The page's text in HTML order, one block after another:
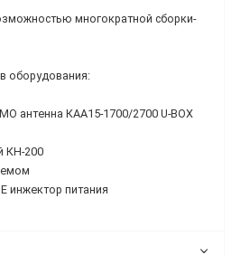
многократной сборки-
оборудования:
антенна КАА15-1700/2700 U-BOX
КН-200
инжектор питания